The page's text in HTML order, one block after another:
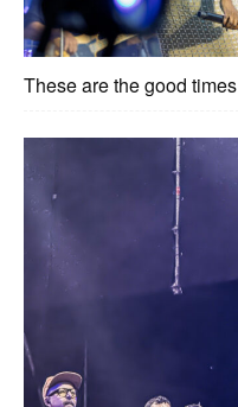
These are the good times